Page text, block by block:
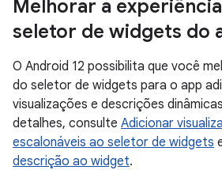
Melhorar a
seletor de widgets do
O Android 12 possibilita que você
do seletor de widgets para o app
visualizações e descrições
detalhes, consulte Adicionar
escalonáveis ao seletor de widgets
descrição ao widget.